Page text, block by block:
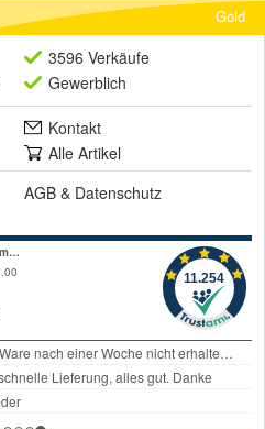
Gold
3596 Verkäufe
Gewerblich
Kontakt
Alle Artikel
AGB & Datenschutz